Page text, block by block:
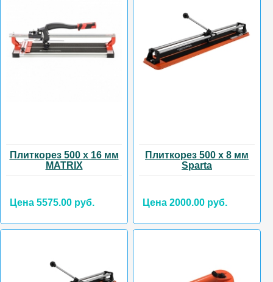
Плиткорез 500 х 16 мм
MATRIX
Цена 5575.00 руб.
Плиткорез 500 х 8 мм
Sparta
Цена 2000.00 руб.